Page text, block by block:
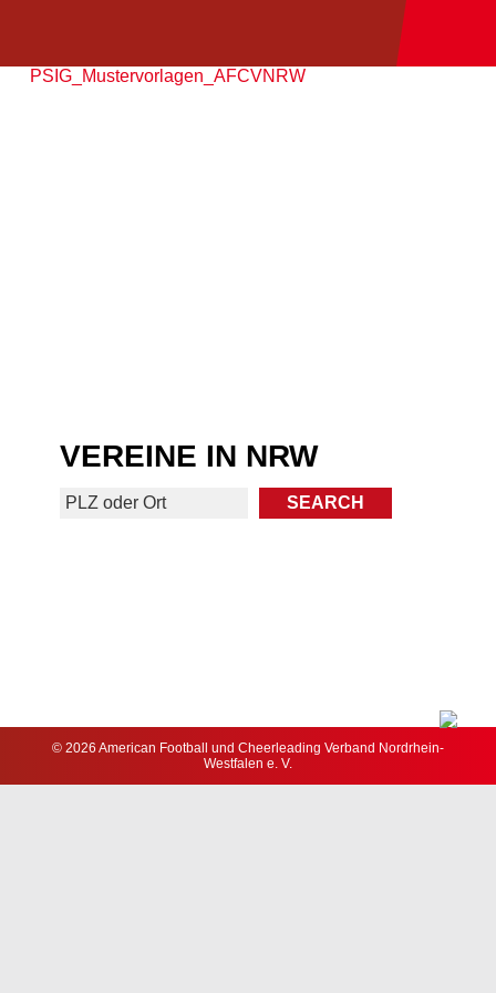
PSIG_Mustervorlagen_AFCVNRW
VEREINE IN NRW
© 2026 American Football und Cheerleading Verband Nordrhein-
Westfalen e. V.